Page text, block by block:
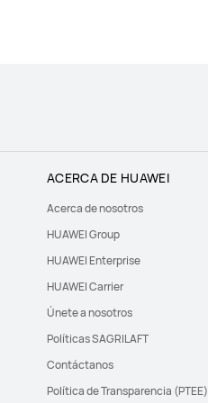
ACERCA DE HUAWEI
Acerca de nosotros
HUAWEI Group
HUAWEI Enterprise
HUAWEI Carrier
Únete a nosotros
Políticas SAGRILAFT
Contáctanos
Política de Transparencia (PTEE)